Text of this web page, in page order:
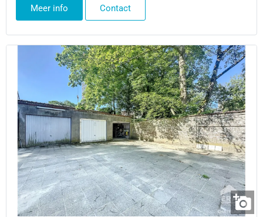
Meer info Contact